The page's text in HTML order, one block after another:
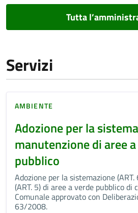
Tutta
Servizi
AMBIENTE
Adozione per la
manutenzione di aree
pubblico
Adozione per la sistemazione
(ART. 5) di aree a verde pubblico di
Comunale approvato con
63/2008.